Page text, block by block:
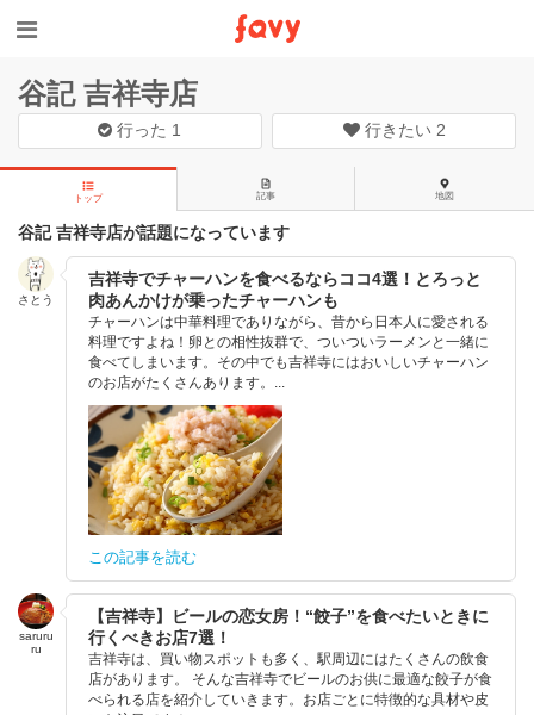
谷記 吉祥寺店
行った 1 行きたい 2
トップ 記事 地図
谷記 吉祥寺店が話題になっています
さとう
吉祥寺でチャーハンを食べるならココ4選！とろっと
肉あんかけが乗ったチャーハンも
チャーハンは中華料理でありながら、昔から日本人に愛される
料理ですよね！卵との相性抜群で、ついついラーメンと一緒に
食べてしまいます。その中でも吉祥寺にはおいしいチャーハン
のお店がたくさんあります。...
この記事を読む
saruru
ru
【吉祥寺】ビールの恋女房！“餃子”を食べたいときに
行くべきお店7選！
吉祥寺は、買い物スポットも多く、駅周辺にはたくさんの飲食
店があります。 そんな吉祥寺でビールのお供に最適な餃子が食
べられる店を紹介していきます。お店ごとに特徴的な具材や皮